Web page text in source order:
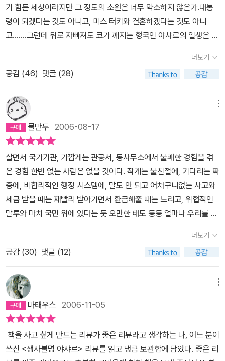
기 힘든 세상이라지만 그 정도의 소원은 너무 약소하지 않은가.대통
령이 되겠다는 것도 아니고, 미스 터키와 결혼하겠다는 것도 아니
고.......그런데 뒤로 자빠져도 코가 깨지는 형국인 야샤르의 일생은 오
도 과언이 아니다.빌어먹을, 주민등록증이 있어야 취학통지서를 받
고, 학교에 가고, 졸업하고, 군대에도 갔다오고,취직도 하고, 몇푼 모
아 결혼하고, 집을 사든 빌리고, 아이 낳아 호적에 올리고 할 게 아닌
가. 시시하기 짝이 없지만 그런 게 인생 아닌가?그런데 공립학교에
입학하기 위해 주민등록증을 발급받으러 아버지와 동사무소에 갔더
니담당직원 왈, 죽은 사람에게 어떻게 주민등록증을 발급해 주느냐는
것이다.호적대장에는 야샤르가 1915년 무슨무슨 전투에서 전사했다
고 기록되어 있었다.공무원들은 호적대장을 신주단지처럼 모시고, 야
샤르 부자의 해명과 간청에도눈 하나 깜짝하지 않고 딴짓만 한다. 야
샤르가 주민등록증을 발급받기 위해 찾아가본 모든 관청의 공무원들
은 손톱을 깎거나귀를 후비거나 동료와 시시덕대면서도 바쁘다고, 자
신은 담당이 아니라며 입에서 나오는 대로다른 사람의 이름을 불러준
다.야샤르를 따라 수많은 계단을 오르내리며 비지땀에 범벅이 되
어 방을 나서는데 빌어먹을, 속에 천불이 났다.얼마 전 어마어마한 공
보고분통이 터졌는데, 야샤르가 주민등록증을 얻기 위해 굽신거리며
만나는 대부분의 공무원들과 그의 약점을 이용해 사기만 치고 줄행랑
을 놓는 인간들을 보고 있자니 거물이든 피라미든그 부류의 인간은
다 거기서 거기라는 생각이 든다.책이 나오자마자 사놓고, 또 몇몇 분
의 리뷰를 아주 재미있게 읽으면서도 어쩐지 이 책을 덥석 집어들 수
가 없었다.주민등록증 하나를 얻기 위한 고군분투기라니 어쩐지 가슴
이 답답했던 것이다.그런데 터키의 국민작가라는 아지즈 네신의 입
더보기
공감 (46) 댓글 (28)
물만두 2006-08-17
살면서 국가기관, 가깝게는 관공서, 동사무소에서 불쾌한 경험을 겪
은 경험 한번 없는 사람은 없을 것이다. 작게는 불친절에, 기다리는 짜
증에, 비합리적인 행정 시스템에, 말도 안 되고 어처구니없는 사고와
세금 받을 때는 재빨리 받아가면서 환급해줄 때는 느리고, 위협적인
말투와 마치 국민 위에 있다는 듯 오만한 태도 등등 얼마나 우리를 열
한 약간 보태기는 했지만 전형적인 국가 기관의 횡포에 일생을 휘둘
린 불쌍한 사람이. 주민등록증을 만들러 갔더니 이미 사망 신고가 되
어 있어 주민등록증을 발급받지 못해 초등학교를 갈 수 없었는데 군
대는 끌려가고 나올 때는 주민등록증이 없어 전역이 안 되고, 아버지
빚을 갚을 때는 아버지 자식인데 아버지 유산을 상속하려니 아버지
자식을 증명할 주민등록증을 내라고 하고, 심지어 정신병원에서도 주
민등록증이 없어 퇴원이 안 되던 인물. 우리는 야샤르의 이야기를 읽
으며 웃는다. 박장대소를 하게 된다. 하지만 그 웃음은 실소로 변하고
씁쓸함만이 남는다. 그의 이야기가 남의 이야기가 아니기 때문이다.
더보기
공감 (30) 댓글 (12)
마태우스 2006-11-05
책을 사고 싶게 만드는 리뷰가 좋은 리뷰라고 생각하는 나, 어느 분이
쓰신 <생사불명 야샤르> 리뷰를 읽고 냉큼 보관함에 담았다. 좋은 리